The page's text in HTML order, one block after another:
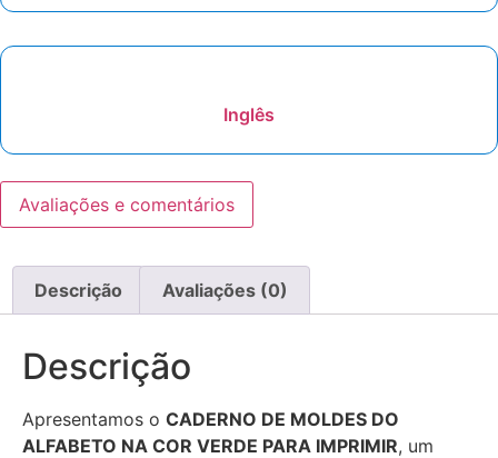
Inglês
Avaliações e comentários
Descrição Avaliações (0)
Descrição
Apresentamos o CADERNO DE MOLDES DO
ALFABETO NA COR VERDE PARA IMPRIMIR, um